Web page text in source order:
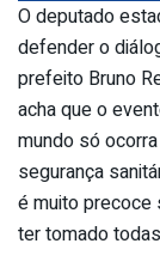
O deputado
defender o
prefeito Bruno
acha que o
mundo só
segurança
é muito precoce
ter tomado